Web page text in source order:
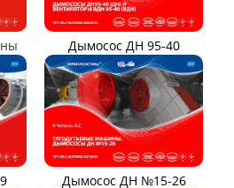
Аэратор ПАМ
11 Вентилятор В06-298-11
5
ШАХТНЫЕ